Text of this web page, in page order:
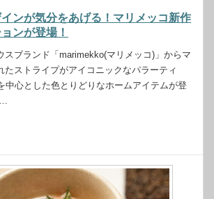
ンが気分をあげる！マリメッコ新作
ンが登場！
スブランド「marimekko(マリメッコ)」からマ
たストライプがアイコニックなパラーティ
中心とした色とりどりなホームアイテムが登
…